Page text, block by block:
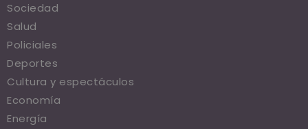
Sociedad
Salud
Policiales
Deportes
Cultura y espectáculos
Economía
Energía